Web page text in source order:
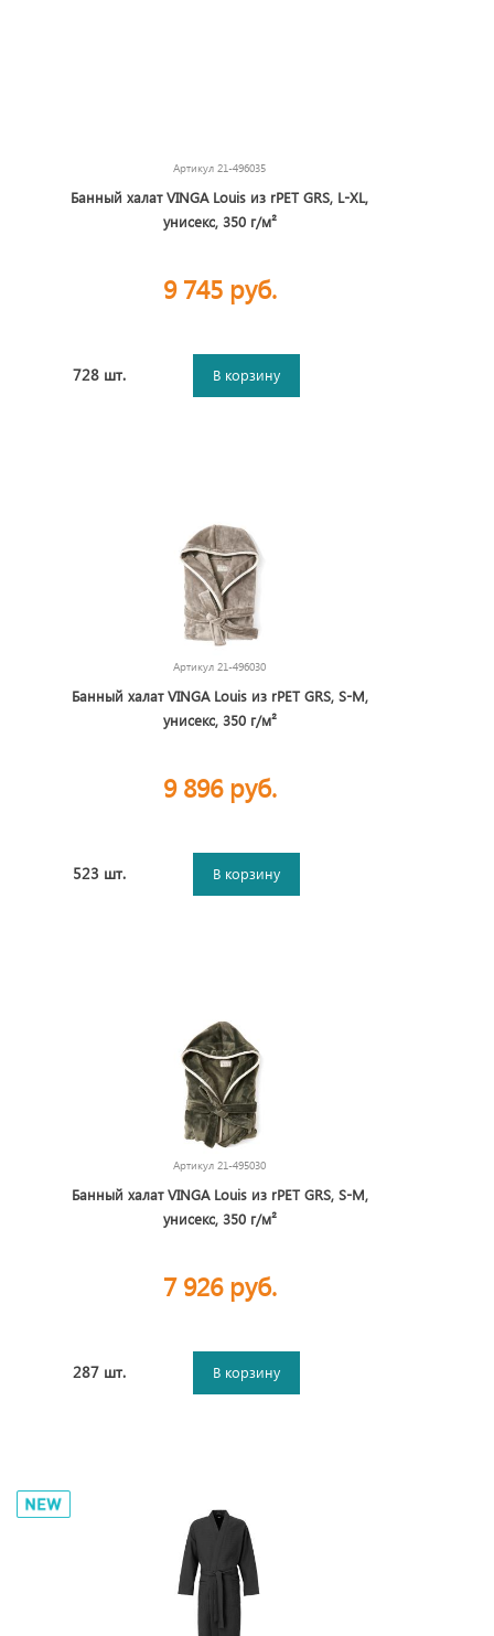
Артикул 21-496035
Банный халат VINGA Louis из rPET GRS, L-XL,
унисекс, 350 г/м²
9 745 руб.
728 шт. В корзину
Артикул 21-496030
Банный халат VINGA Louis из rPET GRS, S-M,
унисекс, 350 г/м²
9 896 руб.
523 шт. В корзину
Артикул 21-495030
Банный халат VINGA Louis из rPET GRS, S-M,
унисекс, 350 г/м²
7 926 руб.
287 шт. В корзину